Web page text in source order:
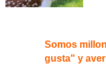
Somos
gusta" y